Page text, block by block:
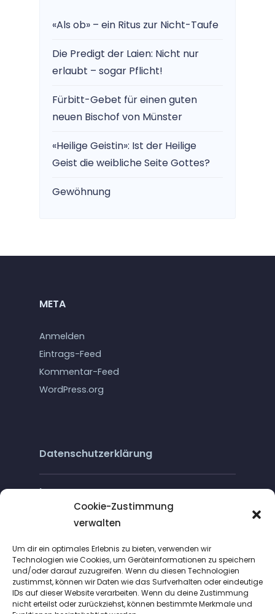
Cookie-Zustimmung
verwalten
Um dir ein optimales Erlebnis zu bieten, verwenden wir
Technologien wie Cookies, um Geräteinformationen zu speichern
und/oder darauf zuzugreifen. Wenn du diesen Technologien
zustimmst, können wir Daten wie das Surfverhalten oder eindeutige
IDs auf dieser Website verarbeiten. Wenn du deine Zustimmung
nicht erteilst oder zurückziehst, können bestimmte Merkmale und
«Als ob» – ein Ritus zur Nicht-Taufe
Die Predigt der Laien: Nicht nur
erlaubt – sogar Pflicht!
Fürbitt-Gebet für einen guten
neuen Bischof von Münster
«Heilige Geistin»: Ist der Heilige
Geist die weibliche Seite Gottes?
Gewöhnung
META
Anmelden
Eintrags-Feed
Kommentar-Feed
WordPress.org
Datenschutzerklärung
Impressum
Cookie-Richtlinie (EU)